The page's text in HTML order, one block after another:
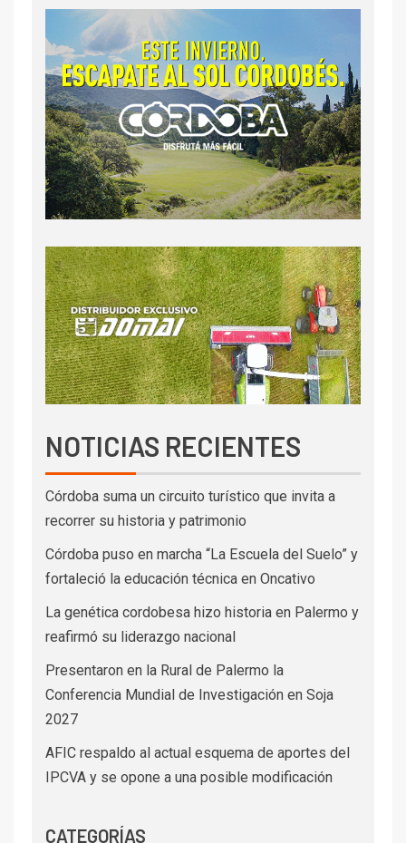
NOTICIAS RECIENTES
Córdoba suma un circuito turístico que invita a
recorrer su historia y patrimonio
Córdoba puso en marcha “La Escuela del Suelo” y
fortaleció la educación técnica en Oncativo
La genética cordobesa hizo historia en Palermo y
reafirmó su liderazgo nacional
Presentaron en la Rural de Palermo la
Conferencia Mundial de Investigación en Soja
2027
AFIC respaldo al actual esquema de aportes del
IPCVA y se opone a una posible modificación
CATEGORÍAS